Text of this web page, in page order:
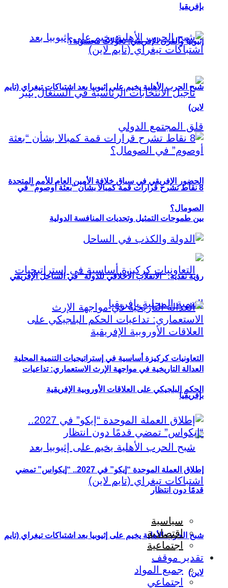
إثيوبيا والقرن الإفريقي: تحوُّلات محسوبة؟
الحضور الإفريقي في سباق خلافة الأمين العام للأمم المتحدة
بين طموحات التمثيل وتحديات المنافسة الدولية
التعاونيات كركيزة أساسية في إستراتيجيات التنمية المحلية
بإفريقيا
شبح الحرب الأهلية يخيم على إثيوبيا بعد اشتباكات تيغراي (تايم
لاين)
بإفريقيا
شبح الحرب الأهلية يخيم على إثيوبيا بعد اشتباكات تيغراي (تايم
لاين)
8 نقاط تشرح قرارات قمة كمبالا بشأن “بعثة أوصوم” في
الصومال؟
رؤية نقدية: “الانقلاب الأخلاقي للدولة” في الساحل الإفريقي
العدالة التاريخية في مواجهة الإرث الاستعماري: تداعيات
الحكم البلجيكي على العلاقات الأوروبية الإفريقية
إطلاق العملة الموحدة “إيكو” في 2027.. “إيكواس” تمضي
قدمًا دون انتظار
سياسية
اقتصادية
اجتماعية
تقدير موقف
جميع المواد
اجتماعي